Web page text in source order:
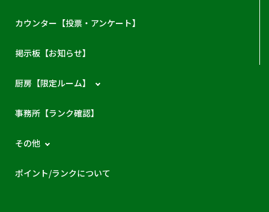
カウンター【投票・アンケート】
掲示板【お知らせ】
厨房【限定ルーム】
事務所【ランク確認】
その他
ポイント/ランクについて